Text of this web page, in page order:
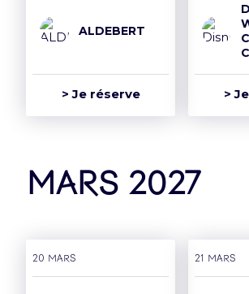
ALDEBERT
> Je réserve >
mars 2027
20 mars 21 mars